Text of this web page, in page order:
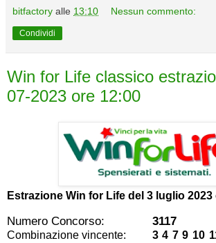
bitfactory alle 13:10 Nessun commento:
Condividi
Win for Life classico
07-2023 ore 12:00
Estrazione Win for Life del 3 luglio 2023
Numero Concorso: 3117
Combinazione vincente:
3 4 7 9 10